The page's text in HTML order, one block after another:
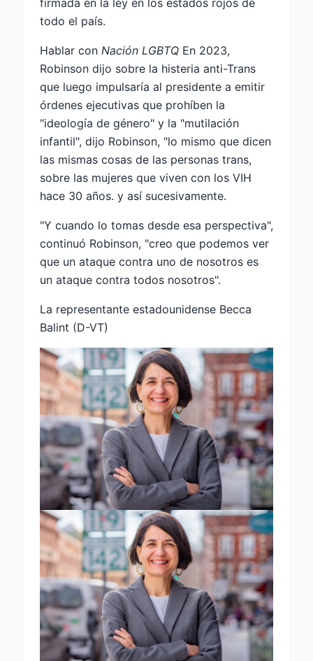
firmada en la ley en los estados rojos de
todo el país.
Hablar con Nación LGBTQ En 2023,
Robinson dijo sobre la histeria anti-Trans
que luego impulsaría al presidente a emitir
órdenes ejecutivas que prohíben la
"ideología de género" y la "mutilación
infantil", dijo Robinson, "lo mismo que dicen
las mismas cosas de las personas trans,
sobre las mujeres que viven con los VIH
hace 30 años. y así sucesivamente.
"Y cuando lo tomas desde esa perspectiva",
continuó Robinson, "creo que podemos ver
que un ataque contra uno de nosotros es
un ataque contra todos nosotros".
La representante estadounidense Becca
Balint (D-VT)